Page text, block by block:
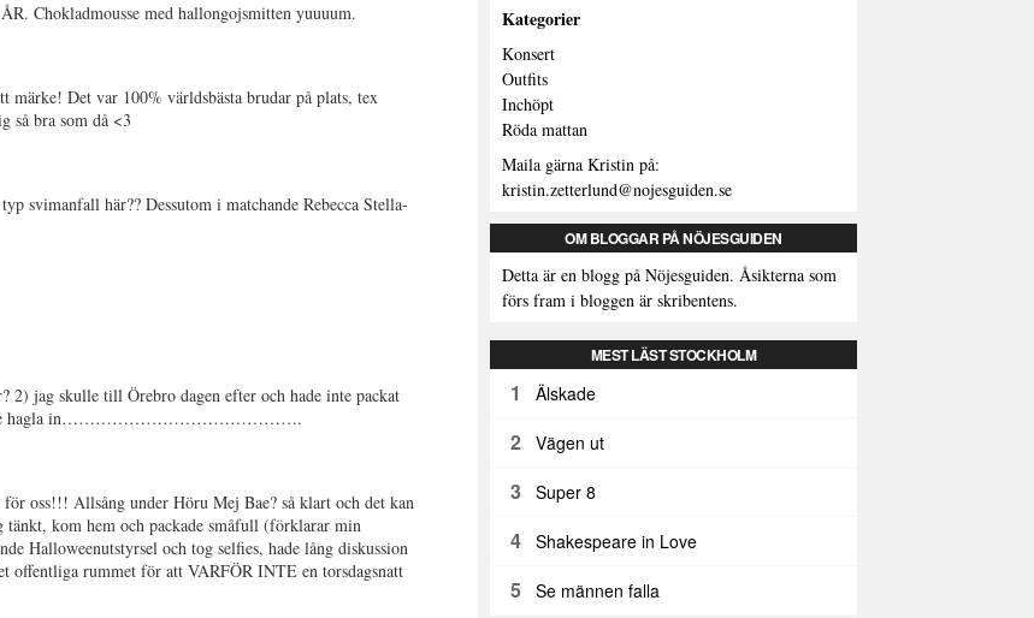
Chokladmousse med hallongojsmitten yuuuum.
märke! Det var 100% världsbästa brudar på plats, tex
så bra som då <3
svimanfall här?? Dessutom i matchande Rebecca Stella-
2) jag skulle till Örebro dagen efter och hade inte packat
började hagla in…………………………………….
oss!!! Allsång under Höru Mej Bae? så klart och det kan
tänkt, kom hem och packade småfull (förklarar min
Halloweenutstyrsel och tog selfies, hade lång diskussion
offentliga rummet för att VARFÖR INTE en torsdagsnatt
Kategorier
Konsert
Outfits
Inchöpt
Röda mattan
Maila gärna Kristin på:
kristin.zetterlund@nojesguiden.se
OM BLOGGAR PÅ NÖJESGUIDEN
Detta är en blogg på Nöjesguiden. Åsikterna som
förs fram i bloggen är skribentens.
MEST LÄST STOCKHOLM
1 Älskade
2 Vägen ut
3 Super 8
4 Shakespeare in Love
5 Se männen falla